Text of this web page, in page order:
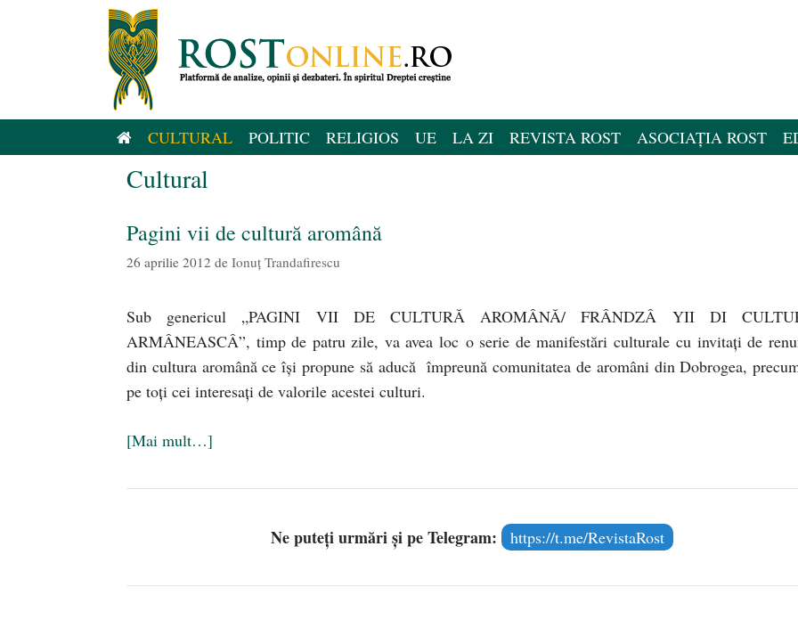
CULTURAL POLITIC RELIGIOS UE LA ZI REVISTA ROST ASOCIAȚIA ROST
Cultural
Pagini vii de cultură aromână
26 aprilie 2012 de Ionuț Trandafirescu
Sub genericul „PAGINI VII DE CULTURĂ AROMÂNĂ/ FRÂNDZÂ YII DI
ARMÂNEASCÂ”, timp de patru zile, va avea loc o serie de manifestări culturale cu invitaţi de
din cultura aromână ce îşi propune să aducă împreună comunitatea de aromâni din Dobrogea,
pe toţi cei interesaţi de valorile acestei culturi.
[Mai mult…]
Ne puteți urmări și pe Telegram: https://t.me/RevistaRost